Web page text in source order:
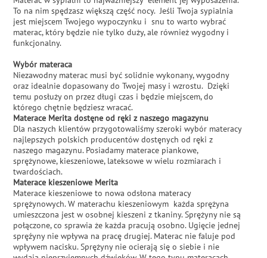
To na nim spędzasz większą część nocy. Jeśli Twoja sypialnia
jest miejscem Twojego wypoczynku i snu to warto wybrać
materac, który będzie nie tylko duży, ale również wygodny i
funkcjonalny.
Wybór materaca
Niezawodny materac musi być solidnie wykonany, wygodny
oraz idealnie dopasowany do Twojej masy i wzrostu. Dzięki
temu posłuży on przez długi czas i będzie miejscem, do
którego chętnie będziesz wracać.
Materace Merita dostęne od ręki z naszego magazynu
Dla naszych klientów przygotowaliśmy szeroki wybór materacy
najlepszych polskich producentów dostęnych od ręki z
naszego magazynu. Posiadamy materace piankowe,
sprężynowe, kieszeniowe, lateksowe w wielu rozmiarach i
twardościach.
Materace kieszeniowe Merita
Materace kieszeniowe to nowa odsłona materacy
sprężynowych. W materachu kieszeniowym każda sprężyna
umieszczona jest w osobnej kieszeni z tkaniny. Sprężyny nie są
połączone, co sprawia że każda pracują osobno. Ugięcie jednej
spręźyny nie wpływa na pracę drugiej. Materac nie faluje pod
wpływem nacisku. Sprężyny nie ocierają się o siebie i nie